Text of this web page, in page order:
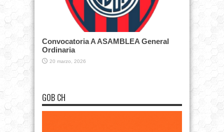
Convocatoria A ASAMBLEA General
Ordinaria
20 marzo, 2026
GOB CH